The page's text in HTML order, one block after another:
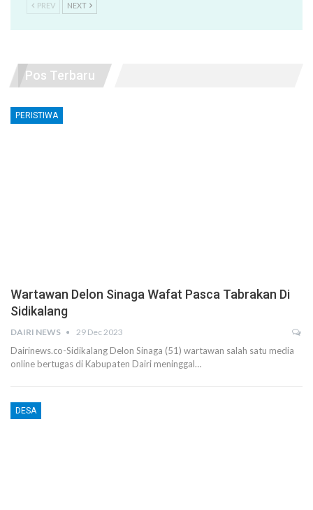
PREV NEXT
Pos Terbaru
PERISTIWA
Wartawan Delon Sinaga Wafat Pasca Tabrakan Di
Sidikalang
DAIRI NEWS 29 Dec 2023
Dairinews.co-Sidikalang Delon Sinaga (51) wartawan salah satu media
online bertugas di Kabupaten Dairi meninggal…
DESA